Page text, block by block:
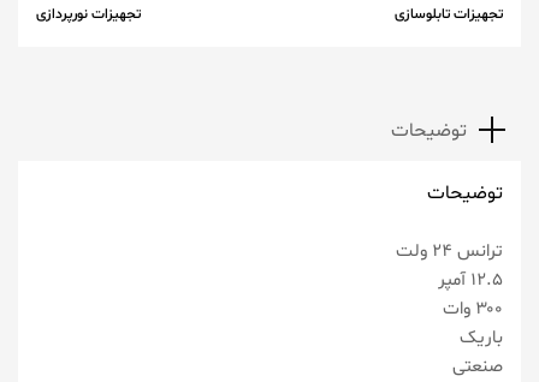
تجهیزات تابلوسازی تجهیزات نورپردازی
توضیحات
توضیحات
ترانس ۲۴ ولت
۱۲.۵ آمپر
۳۰۰ وات
باریک
صنعتی